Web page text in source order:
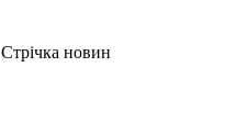
Стрічка новин